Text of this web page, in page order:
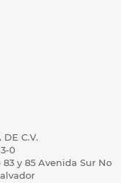
C.V.
0
y 85 Avenida Sur No